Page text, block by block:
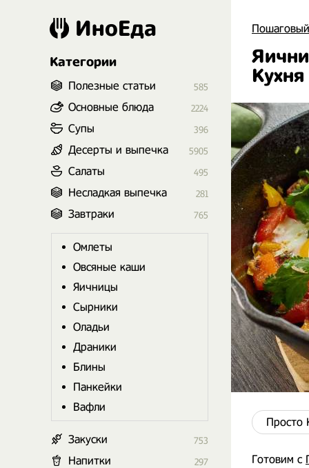
Кухня
Просто
Готовим с
ИноЕда
Категории
Полезные статьи 585
Основные блюда 2224
Супы 396
Десерты и выпечка 5905
Салаты 495
Несладкая выпечка 281
Завтраки 765
Омлеты
Овсяные каши
Яичницы
Сырники
Оладьи
Драники
Блины
Панкейки
Вафли
Закуски 753
Напитки 297